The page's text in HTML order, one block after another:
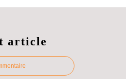
article